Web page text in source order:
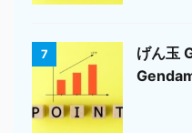
7
げん玉